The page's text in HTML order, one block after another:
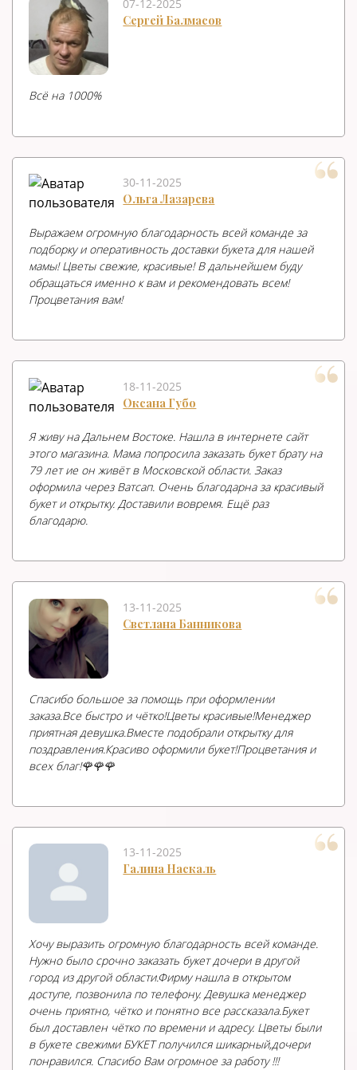
07-12-2025
Сергей Балмасов
Всë на 1000%
30-11-2025
Ольга Лазарева
Выражаем огромную благодарность всей команде за
подборку и оперативность доставки букета для нашей
мамы! Цветы свежие, красивые! В дальнейшем буду
обращаться именно к вам и рекомендовать всем!
Процветания вам!
18-11-2025
Оксана Губо
Я живу на Дальнем Востоке. Нашла в интернете сайт
этого магазина. Мама попросила заказать букет брату на
79 лет ие он живёт в Московской области. Заказ
оформила через Ватсап. Очень благодарна за красивый
букет и открытку. Доставили вовремя. Ещё раз
благодарю.
13-11-2025
Светлана Банникова
Спасибо большое за помощь при оформлении
заказа.Все быстро и чётко!Цветы красивые!Менеджер
приятная девушка.Вместе подобрали открытку для
поздравления.Красиво оформили букет!Процветания и
всех благ!🌹🌹🌹
13-11-2025
Галина Наскаль
Хочу выразить огромную благодарность всей команде.
Нужно было срочно заказать букет дочери в другой
город из другой области.Фирму нашла в открытом
доступе, позвонила по телефону. Девушка менеджер
очень приятно, чётко и понятно все рассказала.Букет
был доставлен чётко по времени и адресу. Цветы были
в букете свежими БУКЕТ получился шикарный,дочери
понравился. Спасибо Вам огромное за работу !!!